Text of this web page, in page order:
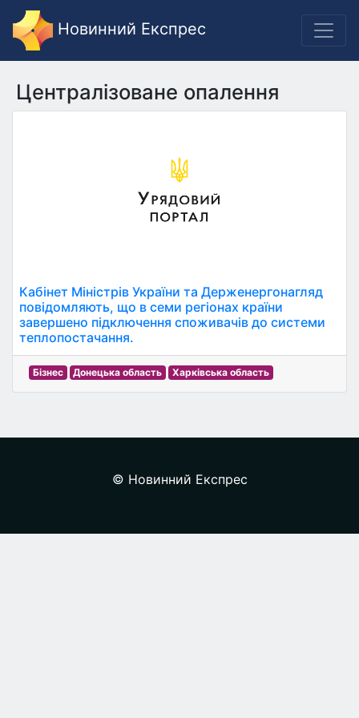
Новинний Експрес
Централізоване опалення
Кабінет Міністрів України та Держенергонагляд
повідомляють, що в семи регіонах країни
завершено підключення споживачів до системи
теплопостачання.
Бізнес Донецька область Харківська область
© Новинний Експрес